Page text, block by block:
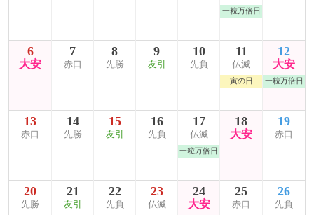
一粒万倍日
6
大安
7
赤口
8
先勝
9
友引
10
先負
11
仏滅
寅の日
12
大安
一粒万倍日
13
赤口
14
先勝
15
友引
16
先負
17
仏滅
一粒万倍日
18
大安
19
赤口
20
先勝
21
友引
22
先負
23
仏滅
24
大安
25
赤口
26
先負